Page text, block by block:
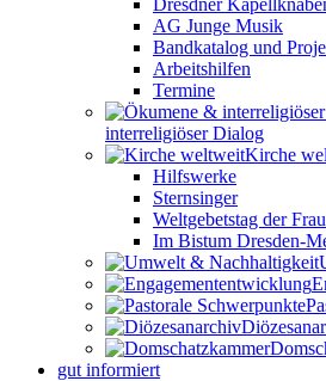
AG Junge Musik
Bandkatalog und
Arbeitshilfen
Termine
interreligiöser Dialog
Kirche
Hilfswerke
Sternsinger
Weltgebetstag der
Im Bistum Dresden-
gut informiert